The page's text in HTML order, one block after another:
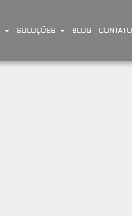
SOLUÇÕES BLOG CONTATO